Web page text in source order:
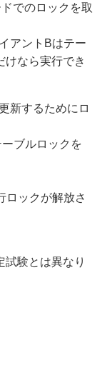
でのロックを取
アントBはテー
けなら実行でき
新するためにロ
ブルロックを
ロックが解放さ
験とは異なり